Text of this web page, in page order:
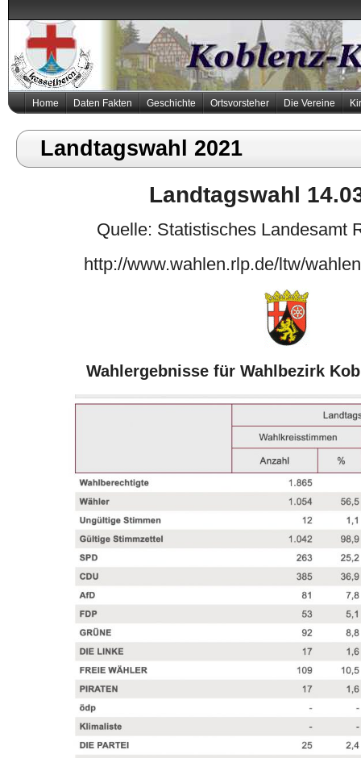
Home Daten Fakten Geschichte Ortsvorsteher Die Vereine
Landtagswahl 2021
Landtagswahl
Quelle: Statistisches Landesamt
http://www.wahlen.rlp.de/ltw/
Wahlergebnisse für Wahlbezirk